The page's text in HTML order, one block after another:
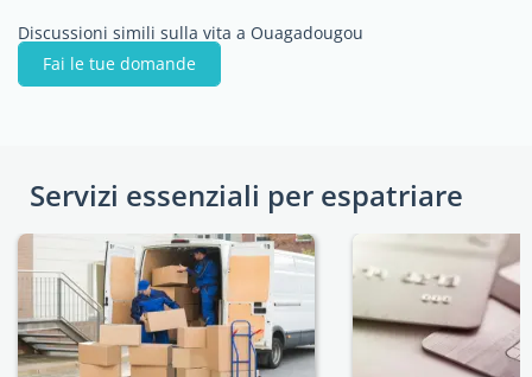
Discussioni simili sulla vita a Ouagadougou
Fai le tue domande
Servizi essenziali per espatriare